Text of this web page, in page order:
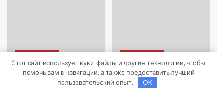
Uncategorised Uncategorised
Биография Валерия
Новодворской — от
Этот сайт использует куки-файлы и другие технологии, чтобы
помочь вам в навигации, а также предоставить лучший
пользовательский опыт.
OK